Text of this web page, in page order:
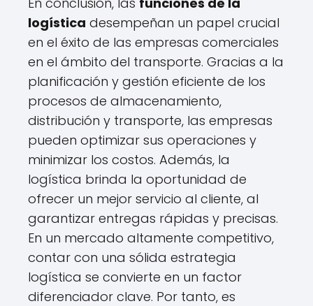
logística desempeñan un papel crucial
en el éxito de las empresas comerciales
en el ámbito del transporte. Gracias a la
planificación y gestión eficiente de los
procesos de almacenamiento,
distribución y transporte, las empresas
pueden optimizar sus operaciones y
minimizar los costos. Además, la
logística brinda la oportunidad de
ofrecer un mejor servicio al cliente, al
garantizar entregas rápidas y precisas.
En un mercado altamente competitivo,
contar con una sólida estrategia
logística se convierte en un factor
diferenciador clave. Por tanto, es